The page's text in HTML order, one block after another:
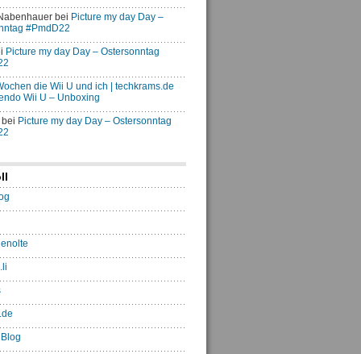
bei Picture my day Day –
#PmdD22
Picture my day Day – Ostersonntag
die Wii U und ich | techkrams.de
Wii U – Unboxing
bei Picture my day Day – Ostersonntag